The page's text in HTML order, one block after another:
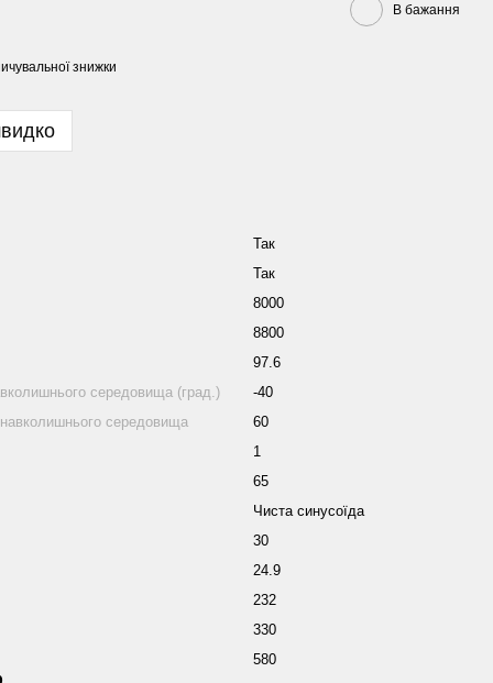
В бажання
знижки
Так
Так
8000
8800
97.6
середовища (град.)
-40
середовища
60
1
65
Чиста синусоїда
30
24.9
232
330
580